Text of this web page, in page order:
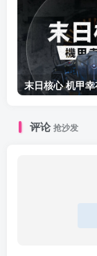
评论抢沙发